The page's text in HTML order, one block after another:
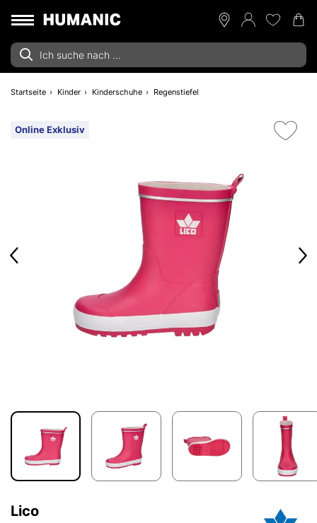
Startseite Kinder Kinderschuhe Regenstiefel
Online Exklusiv
Lico